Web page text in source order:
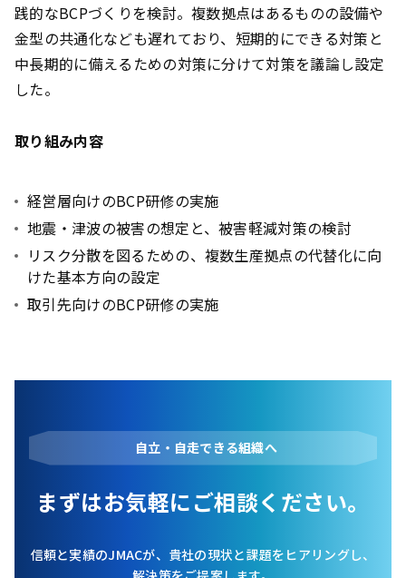
践的なBCPづくりを検討。複数拠点はあるものの設備や
金型の共通化なども遅れており、短期的にできる対策と
中長期的に備えるための対策に分けて対策を議論し設定
した。
取り組み内容
経営層向けのBCP研修の実施
地震・津波の被害の想定と、被害軽減対策の検討
リスク分散を図るための、複数生産拠点の代替化に向
けた基本方向の設定
取引先向けのBCP研修の実施
まずはお気軽にご相談ください。
自立・自走できる組織へ
信頼と実績のJMACが、貴社の現状と課題をヒアリングし、